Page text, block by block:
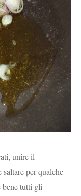
unire il
per qualche
bene tutti gli